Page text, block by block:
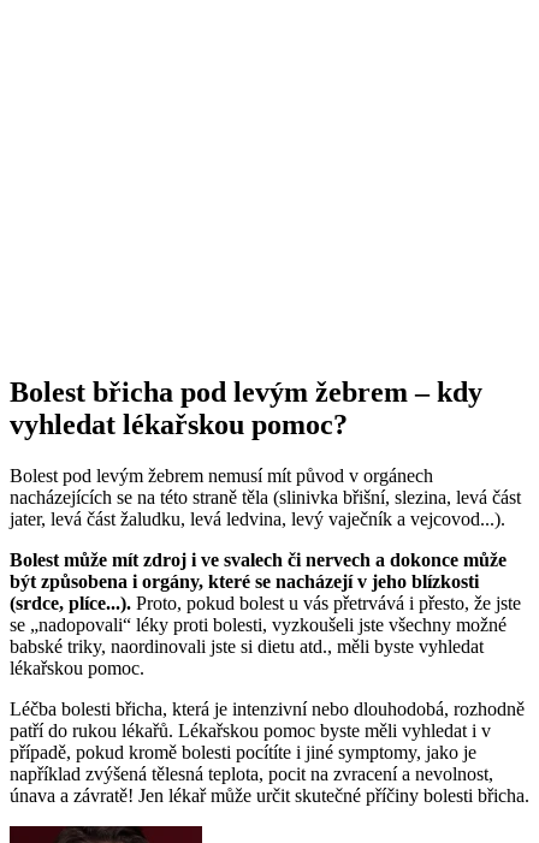
Bolest břicha pod levým žebrem – kdy
vyhledat lékařskou pomoc?
Bolest pod levým žebrem nemusí mít původ v orgánech
nacházejících se na této straně těla (slinivka břišní, slezina, levá část
jater, levá část žaludku, levá ledvina, levý vaječník a vejcovod...).
Bolest může mít zdroj i ve svalech či nervech a dokonce může
být způsobena i orgány, které se nacházejí v jeho blízkosti
(srdce, plíce...). Proto, pokud bolest u vás přetrvává i přesto, že jste
se „nadopovali“ léky proti bolesti, vyzkoušeli jste všechny možné
babské triky, naordinovali jste si dietu atd., měli byste vyhledat
lékařskou pomoc.
Léčba bolesti břicha, která je intenzivní nebo dlouhodobá, rozhodně
patří do rukou lékařů. Lékařskou pomoc byste měli vyhledat i v
případě, pokud kromě bolesti pocítíte i jiné symptomy, jako je
například zvýšená tělesná teplota, pocit na zvracení a nevolnost,
únava a závratě! Jen lékař může určit skutečné příčiny bolesti břicha.